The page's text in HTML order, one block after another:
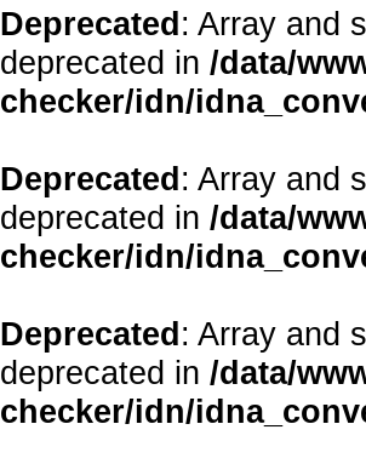
Deprecated: Array and
deprecated in /data/
checker/idn/
Deprecated: Array and
deprecated in /data/
checker/idn/
Deprecated: Array and
deprecated in /data/
checker/idn/